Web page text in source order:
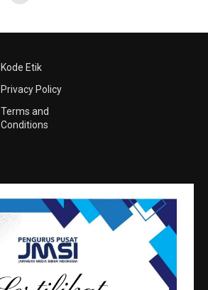
Kode Etik
Privacy Policy
Terms and
Conditions